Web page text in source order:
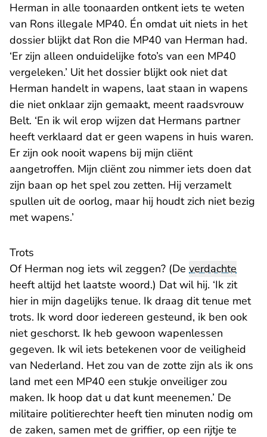
Herman in alle toonaarden ontkent iets te weten
van Rons illegale MP40. Én omdat uit niets in het
dossier blijkt dat Ron die MP40 van Herman had.
‘Er zijn alleen onduidelijke foto’s van een MP40
vergeleken.’ Uit het dossier blijkt ook niet dat
Herman handelt in wapens, laat staan in wapens
die niet onklaar zijn gemaakt, meent raadsvrouw
Belt. ‘En ik wil erop wijzen dat Hermans partner
heeft verklaard dat er geen wapens in huis waren.
Er zijn ook nooit wapens bij mijn cliënt
aangetroffen. Mijn cliënt zou nimmer iets doen dat
zijn baan op het spel zou zetten. Hij verzamelt
spullen uit de oorlog, maar hij houdt zich niet bezig
met wapens.’
Trots
Of Herman nog iets wil zeggen? (De verdachte
heeft altijd het laatste woord.) Dat wil hij. ‘Ik zit
hier in mijn dagelijks tenue. Ik draag dit tenue met
trots. Ik word door iedereen gesteund, ik ben ook
niet geschorst. Ik heb gewoon wapenlessen
gegeven. Ik wil iets betekenen voor de veiligheid
van Nederland. Het zou van de zotte zijn als ik ons
land met een MP40 een stukje onveiliger zou
maken. Ik hoop dat u dat kunt meenemen.’ De
militaire politierechter heeft tien minuten nodig om
de zaken, samen met de griffier, op een rijtje te